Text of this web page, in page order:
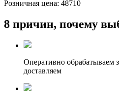
Розничная цена: 48710
8 причин, почему
Оперативно обрабатываем
доставляем